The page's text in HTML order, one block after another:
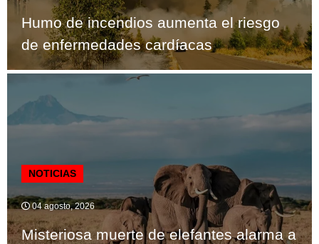
Humo de incendios aumenta el riesgo
de enfermedades cardíacas
NOTICIAS
04 agosto, 2026
Misteriosa muerte de elefantes alarma a